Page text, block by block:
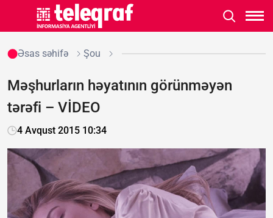
Əsas səhifə Şou
Məşhurların həyatının görünməyən
tərəfi – VİDEO
4 Avqust 2015 10:34